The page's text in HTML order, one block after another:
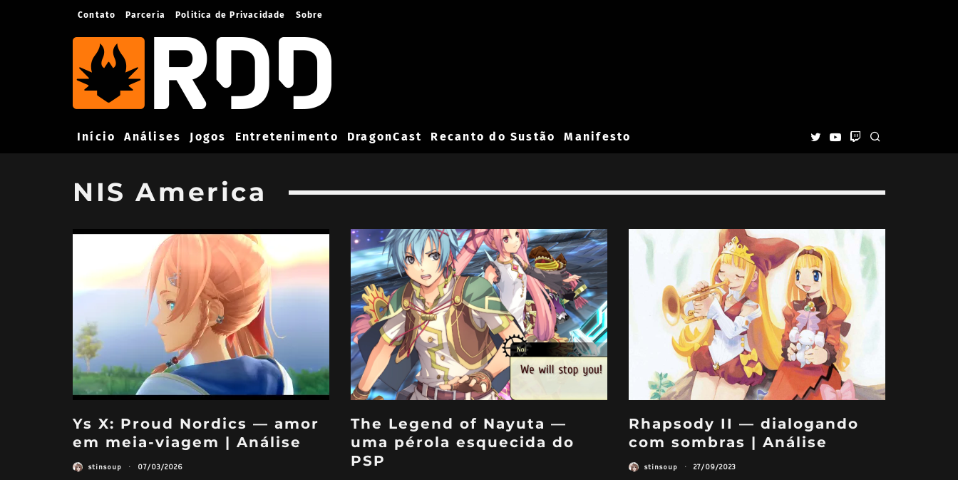
Contato Parceria Politica de Privacidade Sobre
Início Análises Jogos Entretenimento DragonCast Recanto do Sustão Manifesto
NIS America
Ys X: Proud Nordics — amor
em meia-viagem | Análise
stinsoup · 07/03/2026
The Legend of Nayuta —
uma pérola esquecida do
PSP
Rhapsody II — dialogando
com sombras | Análise
stinsoup · 27/09/2023